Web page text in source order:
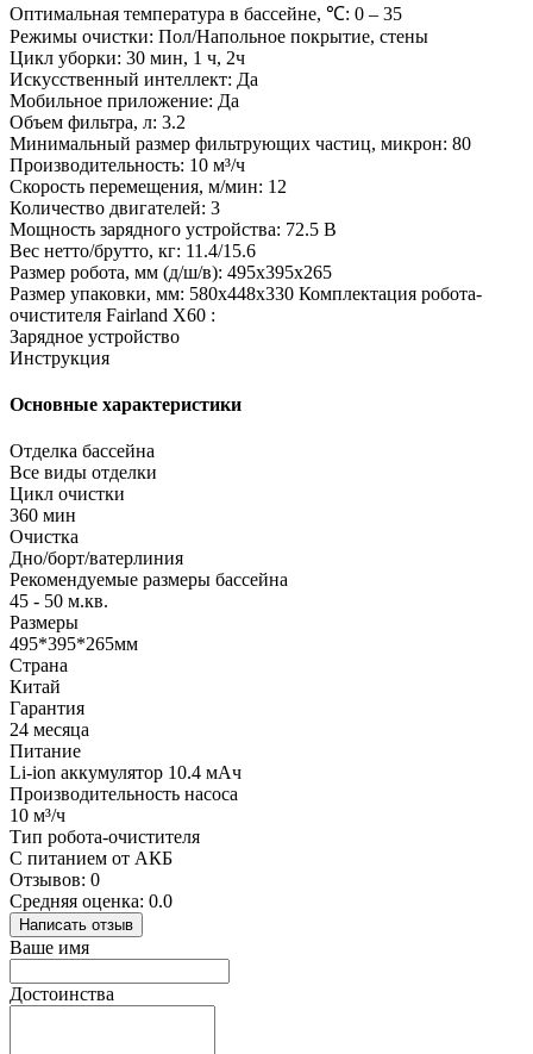
Оптимальная температура в бассейне, ℃: 0 – 35
Режимы очистки: Пол/Напольное покрытие, стены
Цикл уборки: 30 мин, 1 ч, 2ч
Искусственный интеллект: Да
Мобильное приложение: Да
Объем фильтра, л: 3.2
Минимальный размер фильтрующих частиц, микрон: 80
Производительность: 10 м³/ч
Скорость перемещения, м/мин: 12
Количество двигателей: 3
Мощность зарядного устройства: 72.5 В
Вес нетто/брутто, кг: 11.4/15.6
Размер робота, мм (д/ш/в): 495х395х265
Размер упаковки, мм: 580х448х330 Комплектация робота-
очистителя Fairland X60 :
Зарядное устройство
Инструкция
Основные характеристики
Отделка бассейна
Все виды отделки
Цикл очистки
360 мин
Очистка
Дно/борт/ватерлиния
Рекомендуемые размеры бассейна
45 - 50 м.кв.
Размеры
495*395*265мм
Страна
Китай
Гарантия
24 месяца
Питание
Li-ion аккумулятор 10.4 мАч
Производительность насоса
10 м³/ч
Тип робота-очистителя
С питанием от АКБ
Отзывов: 0
Средняя оценка: 0.0
Написать отзыв
Ваше имя
Достоинства